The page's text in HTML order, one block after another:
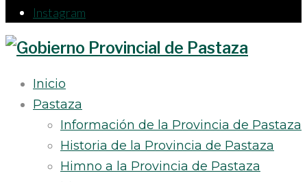
Instagram
Inicio
Pastaza
Información de la Provincia de Pastaza
Historia de la Provincia de Pastaza
Himno a la Provincia de Pastaza